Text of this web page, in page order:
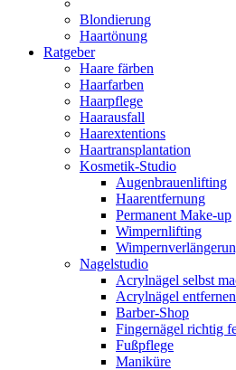
Blondierung
Haartönung
Ratgeber
Haare färben
Haarfarben
Haarpflege
Haarausfall
Haarextentions
Haartransplantation
Kosmetik-Studio
Augenbrauenlifting
Haarentfernung
Permanent Make-up
Wimpernlifting
Nagelstudio
Acrylnägel selbst
Acrylnägel entfernen
Barber-Shop
Fingernägel richtig
Fußpflege
Maniküre